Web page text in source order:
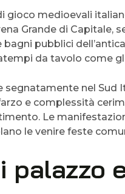
gioco medioevali
Grande di Capitale,
bagni pubblici
da tavolo come
segnatamente nel
e complessità
Le
le venire feste
palazzo